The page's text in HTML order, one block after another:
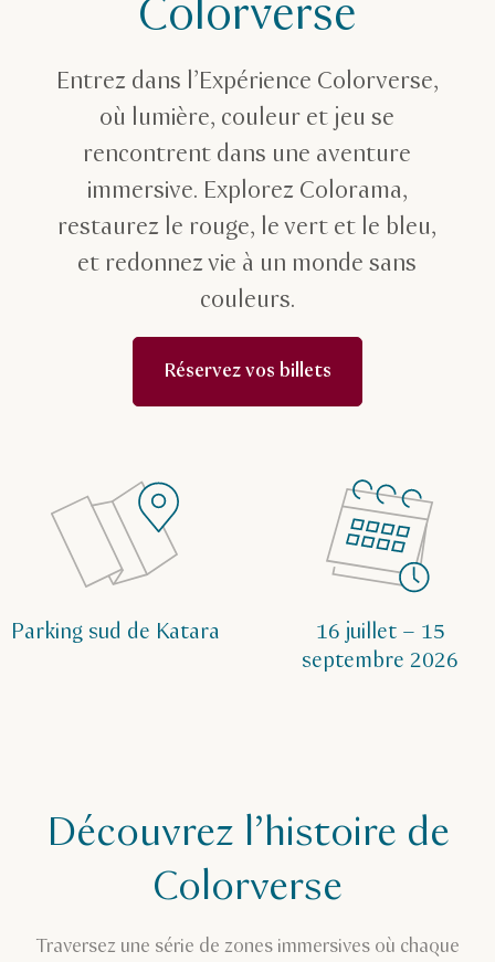
Colorverse
Entrez dans l’Expérience Colorverse,
où lumière, couleur et jeu se
rencontrent dans une aventure
immersive. Explorez Colorama,
restaurez le rouge, le vert et le bleu,
et redonnez vie à un monde sans
couleurs.
Réservez vos billets
Parking sud de Katara
16 juillet – 15
septembre 2026
Découvrez l’histoire de
Colorverse
Traversez une série de zones immersives où chaque